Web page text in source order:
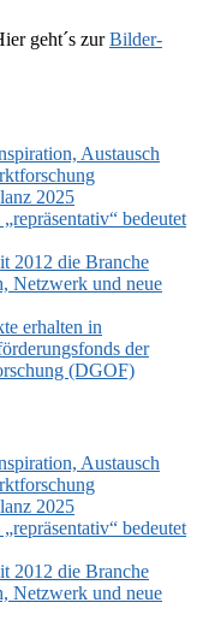
geht´s zurBilder-
Austausch
2025
bedeutet
2012 die Branche
Netzwerk und neue
erhalten in
der
(DGOF)
Austausch
2025
bedeutet
2012 die Branche
Netzwerk und neue